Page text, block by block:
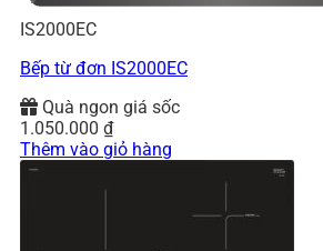
IS2000EC
Bếp từ đơn IS2000EC
Quà ngon giá sốc
1.050.000 ₫
Thêm vào giỏ hàng